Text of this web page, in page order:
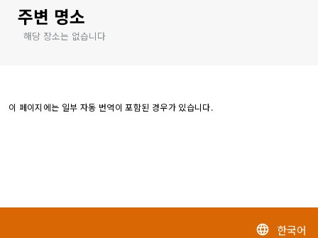
주변 명소
해당 장소는 없습니다
이 페이지에는 일부 자동 번역이 포함된 경우가 있습니다.
language 한국어